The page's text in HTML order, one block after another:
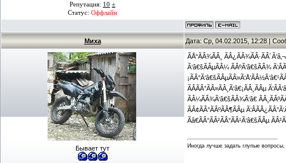
Репутация: 10 ±
Статус: Оффлайн
Миха Дата: Ср, 04.02.2015, 12:28 |
Бывает тут
ÃÅ“ÃÂ¾ÃÂ¸
Ã‘â€šÃÂµÃÂ¼ ÃÂºÃ‘â€šÃÂ¾
ÃÂÃÂ°ÃÂ»ÃÂ¸Ã‘â€¡ÃÂ¸ÃÂµ
ÃÂ¼ÃÂ¾Ã‘â€šÃÂ¾Ã‘â€
ÃÂ¢ÃÂ°ÃÂºÃÂ¶ÃÂµ
Ãâ€ÃÂ°ÃÂ²ÃÂ°ÃÂ¹Ã‘â€šÃÂµ
Иногда лучше задать глупые